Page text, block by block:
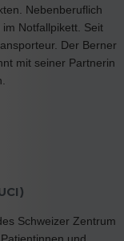
Nebenberuflich
Notfallpikett. Seit
Der Berner
mit seiner Partnerin
Schweizer Zentrum